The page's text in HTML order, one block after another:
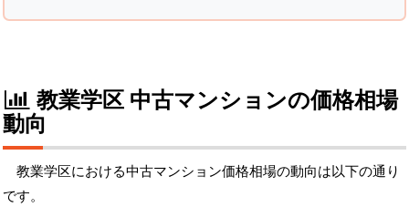
教業学区 中古マンションの価格相場
動向
教業学区における中古マンション価格相場の動向は以下の通り
です。